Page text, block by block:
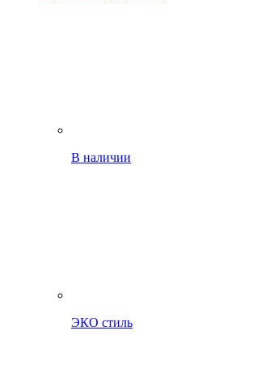
В наличии
ЭКО стиль